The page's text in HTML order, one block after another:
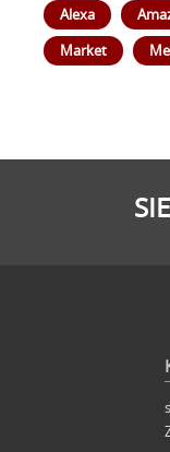
Alexa
Market